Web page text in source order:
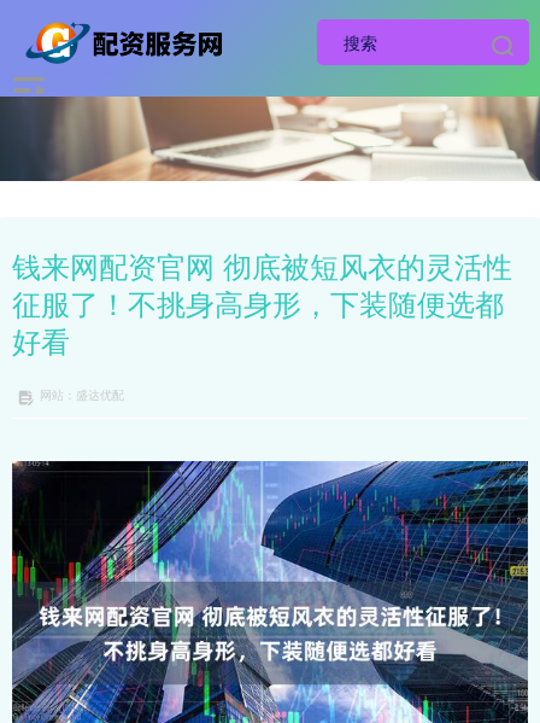
钱来网配资官网 彻底被短风衣的灵活性
征服了！不挑身高身形，下装随便选都
好看
网站：盛达优配